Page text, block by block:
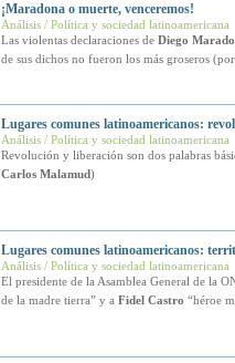
¡Maradona o muerte, venceremos!
Análisis / Política y sociedad latinoamericana
Las violentas declaraciones de Diego
de sus dichos no fueron los más groseros (por
Lugares comunes latinoamericanos:
Análisis / Política y sociedad latinoamericana
Revolución y liberación son dos palabras
Carlos Malamud)
Lugares comunes latinoamericanos:
Análisis / Política y sociedad latinoamericana
El presidente de la Asamblea General de la
de la madre tierra” y a Fidel Castro “héroe